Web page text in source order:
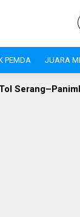
PEMDA JUARA
WIKA dan